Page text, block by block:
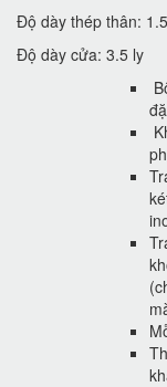
Độ dày thép thân:
Độ dày cửa: 3.5 ly